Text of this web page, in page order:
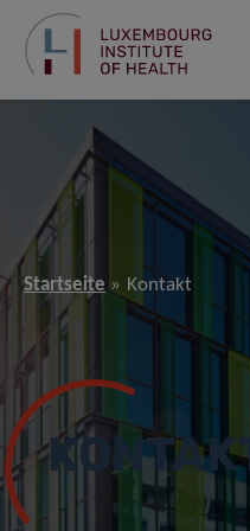
Startseite Kontakt